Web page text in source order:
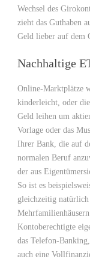
Wechsel des
zieht das Guthaben
Geld lieber auf dem
Nachhaltige
Online-Marktplätze
kinderleicht, oder
Geld leihen um
Vorlage oder das
Ihrer Bank, die auf
normalen Beruf
der aus
So ist es
gleichzeitig
Kontoberechtigte
das Telefon-
auch eine